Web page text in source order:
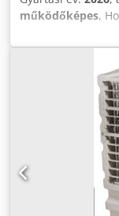
működőképes,
AUTOMA 2000 A-